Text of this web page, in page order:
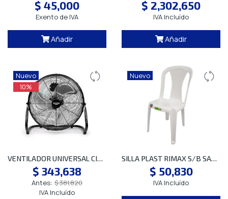
$ 45,000
Exento de IVA
Añadir
$ 2,302,650
IVA Incluído
Añadir
Nuevo
10%
VENTILADOR UNIVERSAL CICLON 18 IND SP
$ 343,638
Antes: $ 381,820
IVA Incluído
Nuevo
SILLA PLAST RIMAX S/B SAMBA BCA RECICLAJE 1181 SP
$ 50,830
IVA Incluído